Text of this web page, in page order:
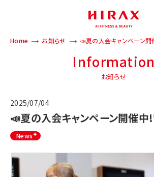
Home お知らせ 📣夏の入会キャンペーン開
Information
お知らせ
2025/07/04
📣夏の入会キャンペーン開催中
News